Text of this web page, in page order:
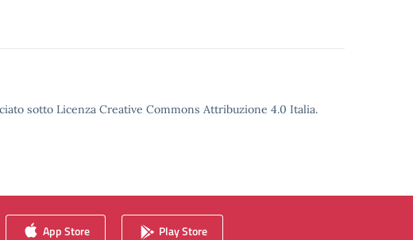
sotto Licenza Creative Commons Attribuzione 4.0 Italia.
App Store Play Store